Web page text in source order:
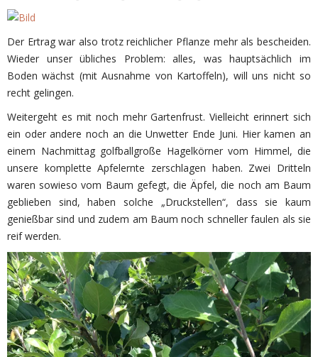
Der Ertrag war also trotz reichlicher Pflanze mehr als bescheiden.
Wieder unser übliches Problem: alles, was hauptsächlich im
Boden wächst (mit Ausnahme von Kartoffeln), will uns nicht so
recht gelingen.
Weitergeht es mit noch mehr Gartenfrust. Vielleicht erinnert sich
ein oder andere noch an die Unwetter Ende Juni. Hier kamen an
einem Nachmittag golfballgroße Hagelkörner vom Himmel, die
unsere komplette Apfelernte zerschlagen haben. Zwei Dritteln
waren sowieso vom Baum gefegt, die Äpfel, die noch am Baum
geblieben sind, haben solche „Druckstellen“, dass sie kaum
genießbar sind und zudem am Baum noch schneller faulen als sie
reif werden.